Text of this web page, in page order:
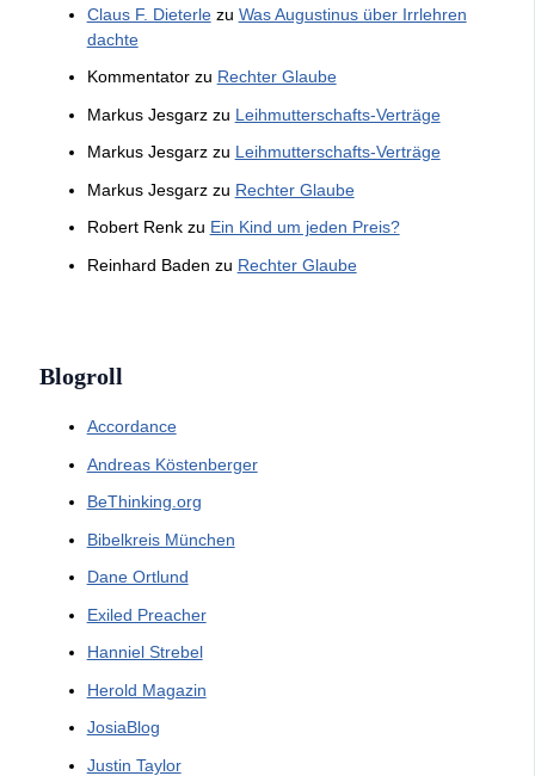
Claus F. Dieterlezu Was Augustinus über Irrlehren
dachte
Kommentatorzu Rechter Glaube
Markus Jesgarzzu Leihmutterschafts-Verträge
Markus Jesgarzzu Leihmutterschafts-Verträge
Markus Jesgarzzu Rechter Glaube
Robert Renkzu Ein Kind um jeden Preis?
Reinhard Baden zu Rechter Glaube
Blogroll
Accordance
Andreas Köstenberger
BeThinking.org
Bibelkreis München
Dane Ortlund
Exiled Preacher
Hanniel Strebel
Herold Magazin
JosiaBlog
Justin Taylor